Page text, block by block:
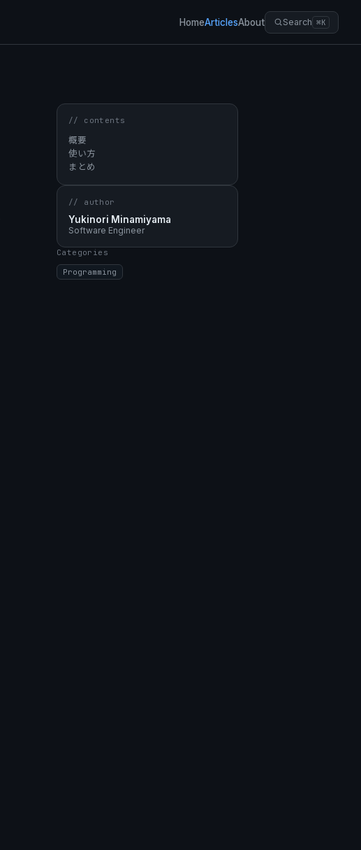
HomeArticlesAbout Search ⌘K
// contents
概要
使い方
まとめ
// author
Yukinori Minamiyama
Software Engineer
Categories
Programming